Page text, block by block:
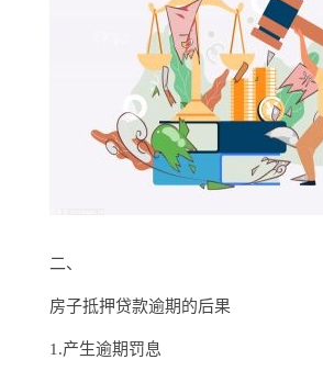
二、
房子抵押贷款逾期的后果
1.产生逾期罚息